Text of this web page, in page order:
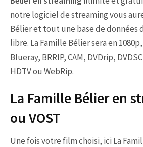
notre logiciel de streaming vous
Bélier et tout une base de données
libre. La Famille Bélier sera en
Blueray, BRRIP, CAM, DVDrip,
HDTV ou WebRip.
La Famille Bélier en
ou VOST
Une fois votre film choisi, ici La